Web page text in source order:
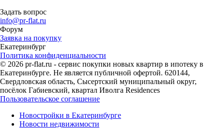
Задать вопрос
info@pr-flat.ru
Форум
Заявка на покупку
Екатеринбург
Политика конфиденциальности
© 2026 pr-flat.ru - сервис покупки новых квартир в ипотеку в
Екатеринбурге. Не является публичной офертой. 620144,
Свердловская область, Сысертский муниципальный округ,
посёлок Габиевский, квартал Иволга Residences
Пользовательское соглашение
Новостройки в Екатеринбурге
Новости недвижимости